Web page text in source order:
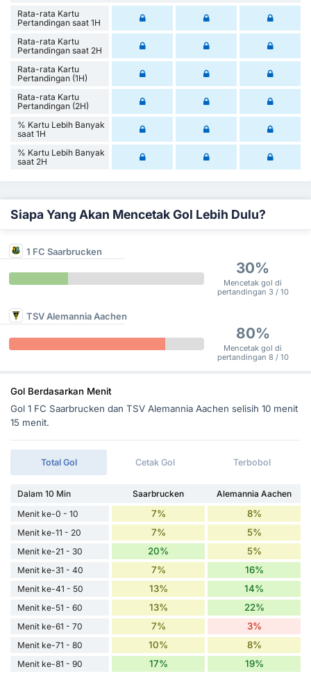
Rata-rata Kartu
Pertandingan saat 1H
Rata-rata Kartu
Pertandingan saat 2H
Rata-rata Kartu
Pertandingan (1H)
Rata-rata Kartu
Pertandingan (2H)
% Kartu Lebih Banyak
saat 1H
% Kartu Lebih Banyak
saat 2H
Siapa Yang Akan Mencetak Gol Lebih Dulu?
1 FC Saarbrucken
30%
Mencetak gol di
pertandingan 3 / 10
TSV Alemannia Aachen
80%
Mencetak gol di
pertandingan 8 / 10
Gol Berdasarkan Menit
Gol 1 FC Saarbrucken dan TSV Alemannia Aachen selisih 10 menit
15 menit.
Total Gol Cetak Gol Terbobol
Dalam 10 Min Saarbrucken
Alemannia Aachen
Menit ke-0 - 10
7% 8%
Menit ke-11 - 20 7% 5%
Menit ke-21 - 30 20% 5%
Menit ke-31 - 40 7% 16%
Menit ke-41 - 50 13% 14%
Menit ke-51 - 60 13% 22%
Menit ke-61 - 70 7% 3%
Menit ke-71 - 80 10% 8%
Menit ke-81 - 90 17% 19%